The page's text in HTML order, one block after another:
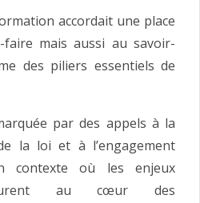
accordait une place
mais aussi au savoir-
des piliers essentiels de
par des appels à la
la loi et à l’engagement
contexte où les enjeux
au cœur des